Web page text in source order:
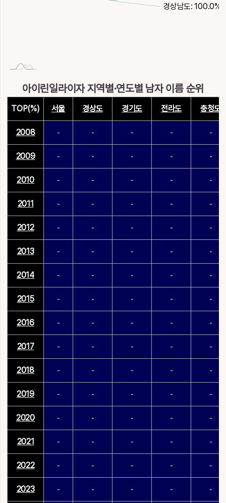
경상남도: 100.0%
아이린일라이자 지역별·연도별 남자 이름 순위
TOP(%) 서울 경상도 경기도 전라도 충청도
2008 - - - - -
2009 - - - - -
2010 - - - - -
2011 - - - - -
2012 - - - - -
2013 - - - - -
2014 - - - - -
2015 - - - - -
2016 - - - - -
2017 - - - - -
2018 - - - - -
2019 - - - - -
2020 - - - - -
2021 - - - - -
2022 - - - - -
2023 - - - - -